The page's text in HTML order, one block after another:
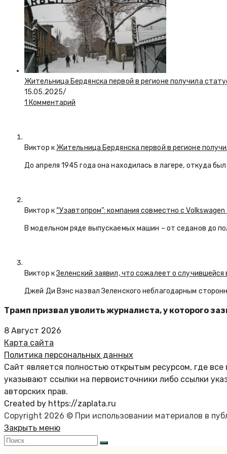
Жительница Бердянска первой в регионе получила
15.05.2025/
1 Комментарий
Виктор к Жительница Бердянска первой в регионе
До апреля 1945 года она находилась в лагере, откуда
Виктор к“Узавтопром”: компания совместно с
В модельном ряде выпускаемых машин – от седанов до
Виктор кЗеленский заявил, что сожалеет о
Джей Ди Вэнс назвал Зеленского неблагодарным
Трамп призвал уволить журналиста, у которого
8 Август 2026
Карта сайта
Политика персональных данных
Сайт является полностью открытым ресурсом, где
указывают ссылки на первоисточники либо ссылки
авторских прав.
Created by https://zaplata.ru
Copyright 2026 © При использовании материалов в
Закрыть меню